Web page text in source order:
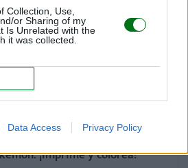
Collection, Use,
or Sharing of my
Is Unrelated with the
it was collected.
Data Access Privacy Policy
¡imprime y colorea!